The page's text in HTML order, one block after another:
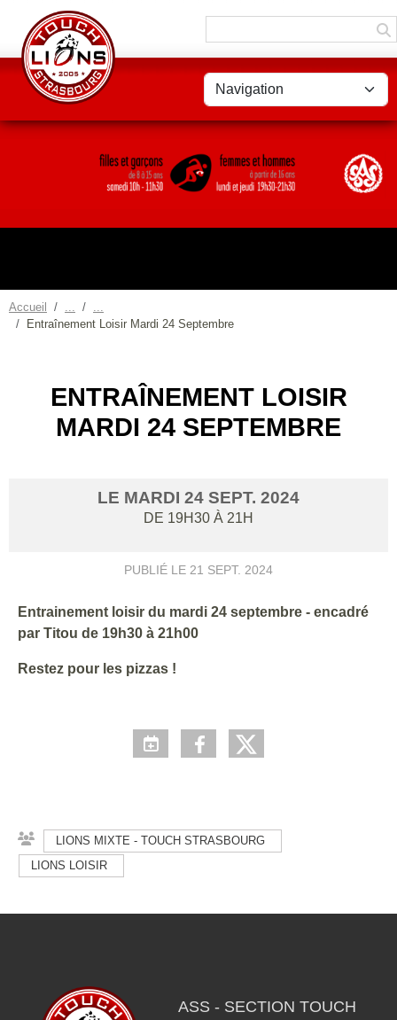
Accueil
Entraînement Loisir Mardi 24 Septembre
ENTRAÎNEMENT LOISIR
MARDI 24 SEPTEMBRE
LE MARDI 24 SEPT. 2024
DE 19H30 À 21H
PUBLIÉ LE 21 SEPT. 2024
Entrainement loisir du mardi 24 septembre - encadré
par Titou de 19h30 à 21h00
Restez pour les pizzas !
LIONS MIXTE - TOUCH STRASBOURG
LIONS LOISIR
ASS - SECTION TOUCH
Panneau de gestion des cookies